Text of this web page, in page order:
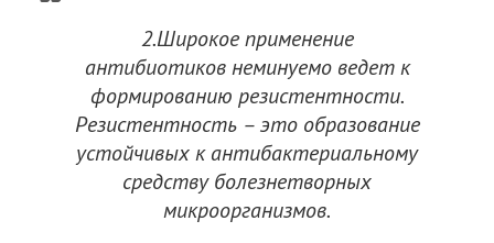
2.Широкое применение
антибиотиков неминуемо ведет к
формированию резистентности.
Резистентность – это образование
устойчивых к антибактериальному
средству болезнетворных
микроорганизмов.